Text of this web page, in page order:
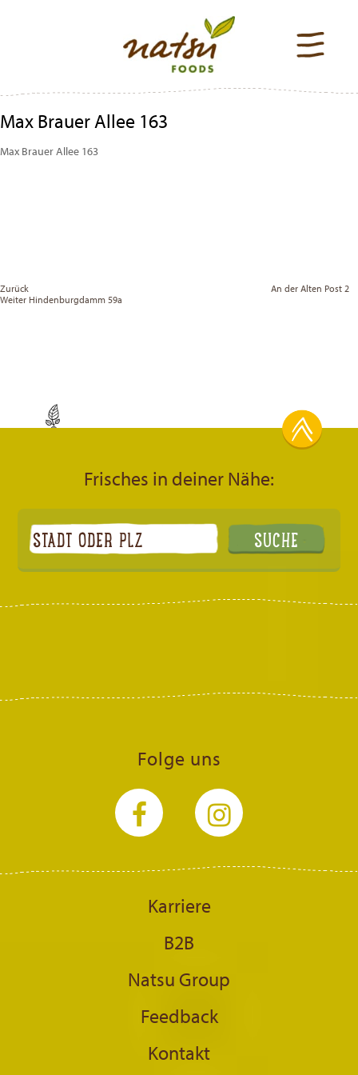
Max Brauer Allee 163
Max Brauer Allee 163
Zurück
An der Alten Post 2
Vor
Weiter Hindenburgdamm 59a
Frisches in deiner Nähe:
Folge uns
Karriere
B2B
Natsu Group
Feedback
Kontakt